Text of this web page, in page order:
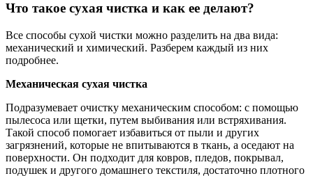
Что такое сухая чистка и как ее делают?
Все способы сухой чистки можно разделить на два вида:
механический и химический. Разберем каждый из них
подробнее.
Механическая сухая чистка
Подразумевает очистку механическим способом: с помощью
пылесоса или щетки, путем выбивания или встряхивания.
Такой способ помогает избавиться от пыли и других
загрязнений, которые не впитываются в ткань, а оседают на
поверхности. Он подходит для ковров, пледов, покрывал,
подушек и другого домашнего текстиля, достаточно плотного